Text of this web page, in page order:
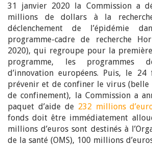
31 janvier 2020 la Commission a
millions de dollars à la
déclenchement de l’épidémie
programme-cadre de recherche
2020), qui regroupe pour la
programme, les programmes
d’innovation européens. Puis, le
prévenir et de confiner le virus (belle
de confinement), la Commission a
paquet d’aide de 232 millions
fonds doit être immédiatement
millions d’euros sont destinés à
de la santé (OMS), 100 millions